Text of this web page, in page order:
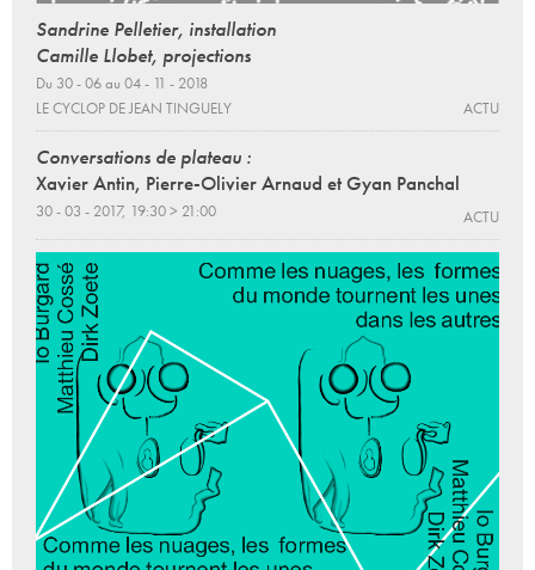
Sandrine Pelletier, installation
Camille Llobet, projections
Du 30 - 06 au 04 - 11 - 2018
LE CYCLOP DE JEAN TINGUELY
ACTU
Conversations de plateau :
Xavier Antin, Pierre-Olivier Arnaud et Gyan Panchal
30 - 03 - 2017, 19:30 > 21:00 ACTU